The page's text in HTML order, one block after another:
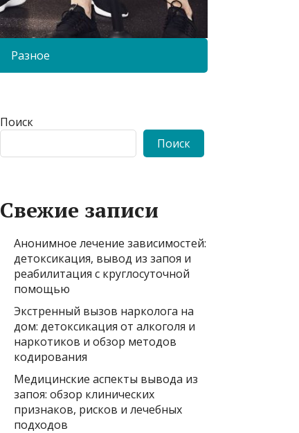
Разное
Поиск
Поиск
Свежие записи
Анонимное лечение зависимостей:
детоксикация, вывод из запоя и
реабилитация с круглосуточной
помощью
Экстренный вызов нарколога на
дом: детоксикация от алкоголя и
наркотиков и обзор методов
кодирования
Медицинские аспекты вывода из
запоя: обзор клинических
признаков, рисков и лечебных
подходов